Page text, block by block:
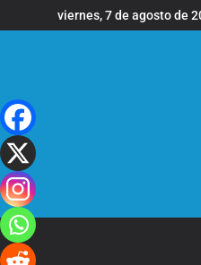
al
viernes, 7 de agosto de